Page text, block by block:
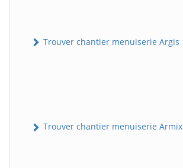
Trouver chantier menuiserie Argis
Trouver chantier menuiserie Armix